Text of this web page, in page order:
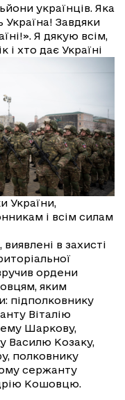
українців. Яка
Україна! Завдяки
Я дякую всім,
хто дає Україні
України,
і всім силам
в захисті
ордени
яким
підполковнику
Віталію
Шаркову,
Василю Козаку,
полковнику
сержанту
Кошовцю.